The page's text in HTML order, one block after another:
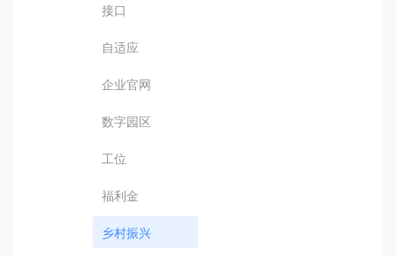
接口
自适应
企业官网
数字园区
工位
福利金
乡村振兴